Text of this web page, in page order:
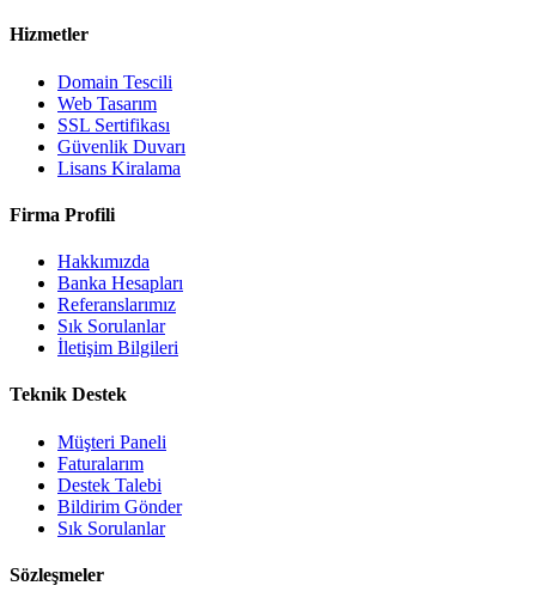
Hizmetler
Domain Tescili
Web Tasarım
SSL Sertifikası
Güvenlik Duvarı
Lisans Kiralama
Firma Profili
Hakkımızda
Banka Hesapları
Referanslarımız
Sık Sorulanlar
İletişim Bilgileri
Teknik Destek
Müşteri Paneli
Faturalarım
Destek Talebi
Bildirim Gönder
Sık Sorulanlar
Sözleşmeler